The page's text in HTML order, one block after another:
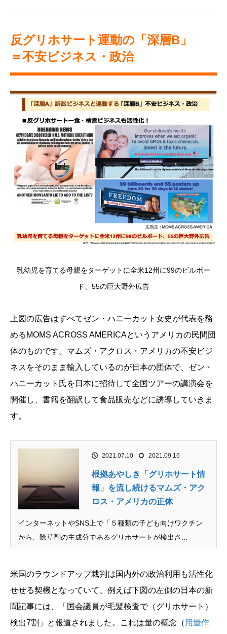
反グリホサート運動の「深層B」
＝不安ビジネス・政治
乳幼児を育てる母親をターゲットに全米12州に99のビルボー
ド、55の巨大野外広告
上図の広告はすべてゼン・ハニーカット女史が代表を務
めるMOMS ACROSS AMERICAというアメリカの民間団
体のものです。マムズ・アクロス・アメリカの不安ビジ
ネスをそのまま輸入しているのが日本の団体で、ゼン・
ハニーカット氏を日本に招待して全国ツアーの講演会を
開催し、書籍を翻訳して食品販売などに誘導していきま
す。
2021.07.10 2021.09.16
根拠あやしき「グリホサート情
報」を流し続けるマムズ・アク
ロス・アメリカの正体
インターネットやSNS上で「５種類の子ども向けワクチン
から、除草剤の主成分であるグリホサートが検出さ...
米国のラウンドアップ裁判は国内外の政治利用も活性化
せせる契機となっていて、例えば下図の左側の日本の新
聞記事には、「国会議員が毛髪検査で（グリホサート）
検出7割」と報道されました。これは量の概念（ 用量作